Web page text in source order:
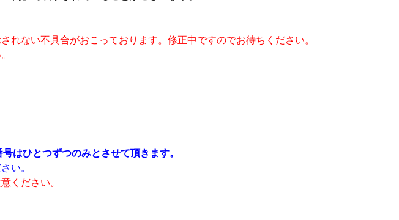
ない不具合がおこっております。修正中ですのでお待ちください。
はひとつずつのみとさせて頂きます。
い。
ください。